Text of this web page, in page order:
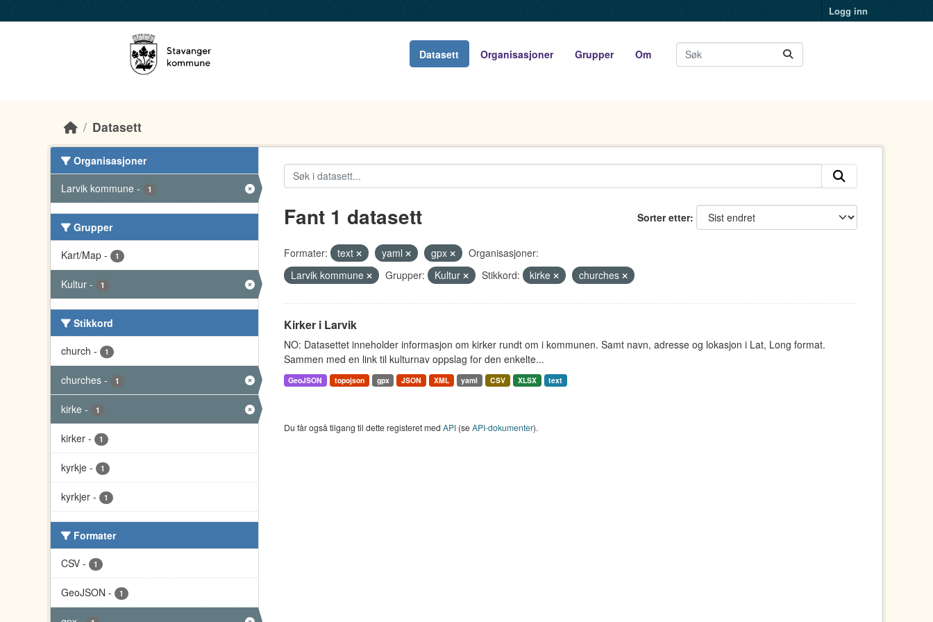
Logg inn
Datasett Organisasjoner Grupper Om
Datasett
Organisasjoner
Larvik kommune - 1
Grupper
Kart/Map - 1
Kultur - 1
Stikkord
church - 1
churches - 1
kirke - 1
kirker - 1
kyrkje - 1
kyrkjer - 1
Formater
CSV - 1
GeoJSON - 1
Sorter etter
Fant 1 datasett
Formater: text yaml gpx
Organisasjoner:
Larvik kommune
Grupper: Kultur Stikkord: kirke churches
Kirker i Larvik
NO: Datasettet inneholder informasjon om kirker rundt om i kommunen. Samt navn, adresse og lokasjon i Lat, Long format.
Sammen med en link til kulturnav oppslag for den enkelte...
GeoJSON topojson gpx JSON XML yaml CSV XLSX text
Du får også tilgang til dette registeret med API(seAPI-dokumenter).